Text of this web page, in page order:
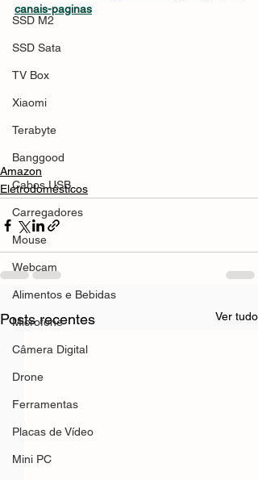
SSD M2
SSD Sata
TV Box
Xiaomi
Terabyte
Banggood
Cabos USB
Carregadores
Mouse
Webcam
Alimentos e Bebidas
Microfone
Câmera Digital
Drone
Ferramentas
Placas de Vídeo
Mini PC
canais-paginas
Amazon
Eletrodomésticos
Posts recentes Ver tudo